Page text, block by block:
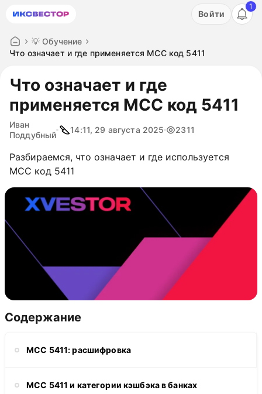
Акция: бесплатный пробный период на 3 дня!
Войти
1
💡 Обучение
Что означает и где применяется MCC код 5411
Что означает и где
применяется MCC код 5411
Иван
Поддубный
14:11, 29 августа 2025 2311
Разбираемся, что означает и где используется
MCC код 5411
Содержание
MCC 5411: расшифровка
MCC 5411 и категории кэшбэка в банках